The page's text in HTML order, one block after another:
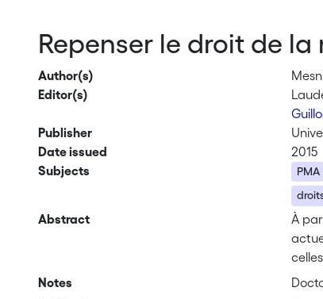
Repenser le droit de
Author(s)
Editor(s)
Publisher
Date issued
2015
Subjects
PMA
Abstract
À
Notes